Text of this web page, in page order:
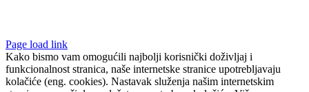
Page load link
Kako bismo vam omogućili najbolji korisnički doživljaj i
funkcionalnost stranica, naše internetske stranice upotrebljavaju
kolačiće (eng. cookies). Nastavak služenja našim internetskim